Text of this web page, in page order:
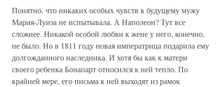
Понятно, что никаких особых чувств к будущему мужу
Мария-Луиза не испытывала. А Наполеон? Тут все
сложнее. Никакой особой любви к жене у него, конечно,
не было. Но в 1811 году новая императрица подарила ему
долгожданного наследника. И хотя бы как к матери
своего ребенка Бонапарт относился к ней тепло. По
крайней мере, его письма к ней выходят из рамок